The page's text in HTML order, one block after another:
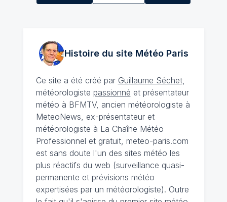
Histoire du site MétéoParis
Ce site a été créé par Guillaume Séchet,
météorologiste passionné et présentateur
météo à BFMTV, ancien météorologiste à
MeteoNews, ex-présentateur et
météorologiste à La Chaîne Météo
Professionnel et gratuit, meteo-paris.com
est sans doute l'un des sites météo les
plus réactifs du web (surveillance quasi-
permanente et prévisions météo
expertisées par un météorologiste). Outre